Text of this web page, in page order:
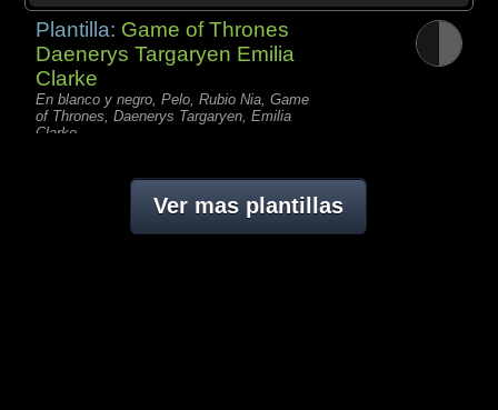
Plantilla: Game of Thrones
Daenerys Targaryen Emilia
Clarke
En blanco y negro, Pelo, Rubio Nia, Game
of Thrones, Daenerys Targaryen, Emilia
Clarke,
Ver mas plantillas